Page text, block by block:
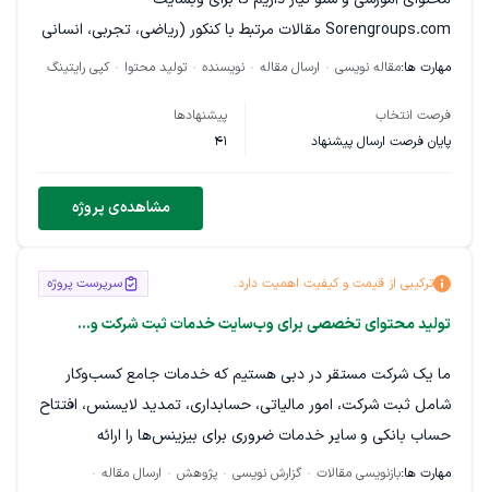
Sorengroups.com مقالات مرتبط با کنکور (ریاضی، تجربی، انسانی
و موضوعات عمومی مشاوره‌ای کنکور) تولید کند. مقالاتی مثل
در حال حاضر در وبسایت موجوده و نمونه مناسبی برای بررسی
خواسته ی ما خواهد بود.
ویژگی‌های مقالات: • موضوعات مرتبط با نیاز دانش‌آموزان کنکوری
(روش مطالعه، برنامه‌ریزی، معرفی منابع، تحلیل دروس و
جستجو (انتخاب و استفاده اصولی از کلمات کلیدی). • طول هر
مقاله: حدود ۱۵۰۰ تا ۲۰۰۰ کلمه. • لحن و سبک نوشتار مشابه مقالات
رعایت ساختار مقاله شامل: عنوان جذاب، تیترهای H2 و H3،
پاراگراف‌های کوتاه، نکات بولت‌وار، و در صورت نیاز مثال یا جدول.
مهارت ها:مقاله نویسی ارسال مقاله نویسنده تولید محتوا کپی رایتینگ
فرصت انتخاب
پایان فرصت ارسال پیشنهاد
پیشنهادها
41
مشاهده‌ی پروژه
ترکیبی از قیمت و کیفیت اهمیت دارد. سرپرست پروژه
تولید محتوای تخصصی برای وب‌سایت خدمات ثبت شرکت و...
ما یک شرکت مستقر در دبی هستیم که خدمات جامع کسب‌وکار
شامل ثبت شرکت، امور مالیاتی، حسابداری، تمدید لایسنس، افتتاح
حساب بانکی و سایر خدمات ضروری برای بیزینس‌ها را ارائه
می‌دهیم. در حال حاضر به دنبال یک نویسنده حرفه‌ای برای تولید
مهارت ها:بازنویسی مقالات گزارش نویسی پژوهش
ارسال مقاله